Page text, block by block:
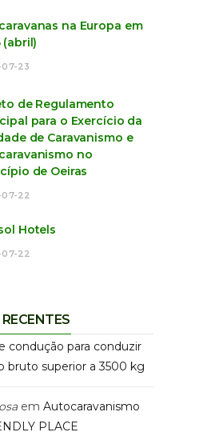
na Europa em
(abril)
23
de Regulamento
para o Exercício da
de Caravanismo e
no
de Oeiras
22
Hotels
22
condução para conduzir
bruto superior a 3500 kg
em Autocaravanismo
PLACE